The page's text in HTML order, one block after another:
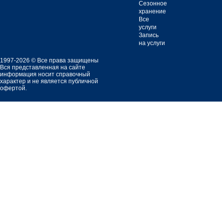
Сезонное
хранение
Все
услуги
Запись
на услуги
1997-2026 © Все права защищены
Вся представленная на сайте
информация носит справочный
характер и не является публичной
офертой.